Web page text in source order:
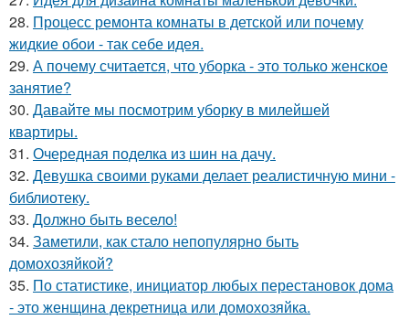
28. Процесс ремонта комнаты в детской или почему
жидкие обои - так себе идея.
29. А почему считается, что уборка - это только женское
занятие?
30. Давайте мы посмотрим уборку в милейшей
квартиры.
31. Очередная поделка из шин на дачу.
32. Девушка своими руками делает реалистичную мини -
библиотеку.
33. Должно быть весело!
34. Заметили, как стало непопулярно быть
домохозяйкой?
35. По статистике, инициатор любых перестановок дома
- это женщина декретница или домохозяйка.